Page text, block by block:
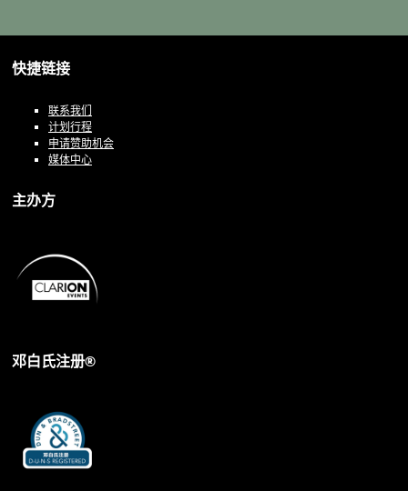
快捷链接
联系我们
计划行程
申请赞助机会
媒体中心
主办方
邓白氏注册®